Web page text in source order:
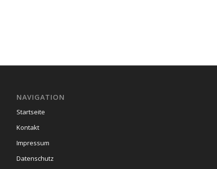
NAVIGATION
Startseite
Kontakt
Impressum
Datenschutz